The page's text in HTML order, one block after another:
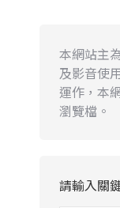
本網站主
及影音使
運作，本
瀏覽檔。
請輸入關